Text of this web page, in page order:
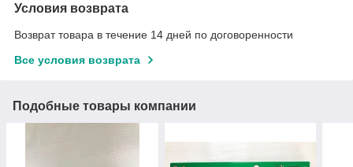
Условия возврата
Возврат товара в течение 14 дней по договоренности
Все условия возврата
Подобные товары компании